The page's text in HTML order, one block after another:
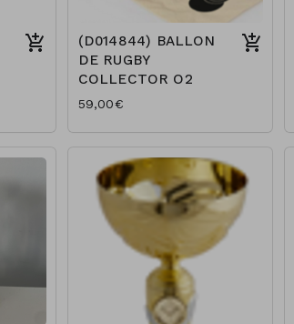
(D014844) BALLON
DE RUGBY
COLLECTOR O2
59,00€